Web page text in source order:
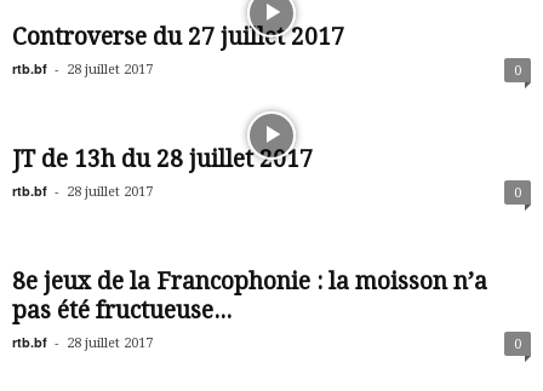
Controverse du 27 juillet 2017
rtb.bf - 28 juillet 2017 0
JT de 13h du 28 juillet 2017
rtb.bf - 28 juillet 2017 0
8e jeux de la Francophonie : la moisson n’a
pas été fructueuse...
rtb.bf - 28 juillet 2017 0